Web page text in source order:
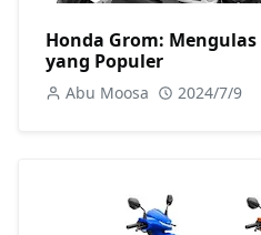
Honda Grom:
yang Populer
Abu Moosa 2024/7/9